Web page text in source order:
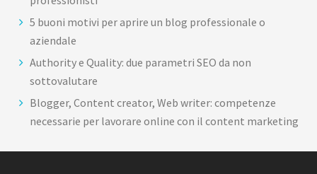
5 buoni motivi per aprire un blog professionale o
aziendale
Authority e Quality: due parametri SEO da non
sottovalutare
Blogger, Content creator, Web writer: competenze
necessarie per lavorare online con il content marketing